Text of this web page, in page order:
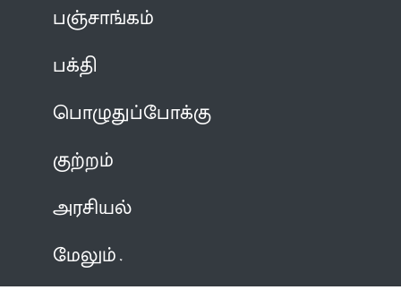
பஞ்சாங்கம்
பக்தி
பொழுதுப்போக்கு
குற்றம்
அரசியல்
மேலும்